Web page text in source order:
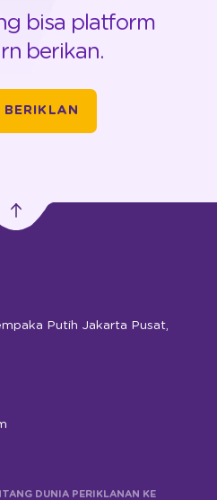
bisa platform
berikan.
BERIKLAN
Putih Jakarta Pusat,
DUNIA PERIKLANAN KE